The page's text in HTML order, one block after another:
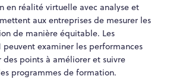
en réalité virtuelle avec analyse et
aux entreprises de mesurer les
de manière équitable. Les
peuvent examiner les performances
des points à améliorer et suivre
programmes de formation.